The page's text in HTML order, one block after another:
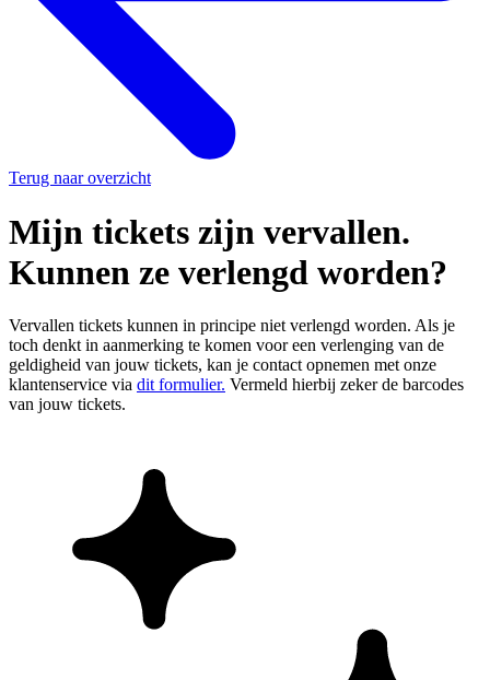
Terug naar overzicht
Mijn tickets zijn vervallen.
Kunnen ze verlengd worden?
Vervallen tickets kunnen in principe niet verlengd worden. Als je
toch denkt in aanmerking te komen voor een verlenging van de
geldigheid van jouw tickets, kan je contact opnemen met onze
klantenservice via dit formulier. Vermeld hierbij zeker de barcodes
van jouw tickets.